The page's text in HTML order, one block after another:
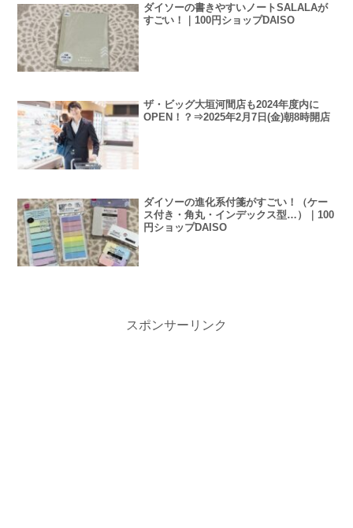
ダイソーの書きやすいノートSALALAが
すごい！｜100円ショップDAISO
ザ・ビッグ大垣河間店も2024年度内に
OPEN！？⇒2025年2月7日(金)朝8時開店
ダイソーの進化系付箋がすごい！（ケー
ス付き・角丸・インデックス型…）｜100
円ショップDAISO
スポンサーリンク